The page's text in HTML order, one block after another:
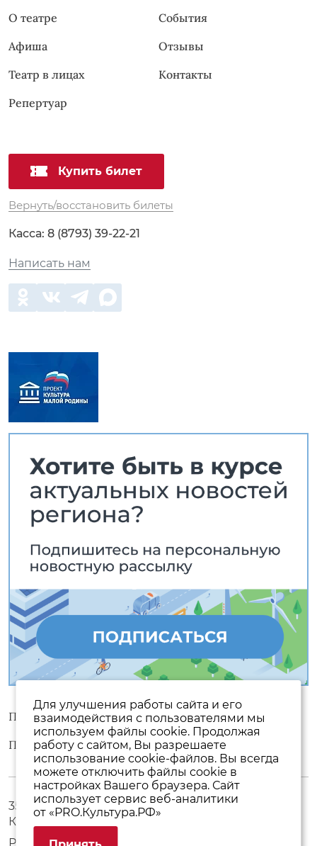
О театре
Афиша
Театр в лицах
Репертуар
События
Отзывы
Контакты
Купить билет
Вернуть/восстановить билеты
Касса: 8 (8793) 39-22-21
Написать нам
Пользовательское соглашение
Политика конфиденциальности
357500, Ставропольский край, г. Пятигорск, пр.
Кирова, 17
Режим работы с 10:00 до 19:00 без выходных
Для улучшения работы сайта и его
взаимодействия с пользователями мы
используем файлы cookie. Продолжая
работу с сайтом, Вы разрешаете
использование cookie-файлов. Вы всегда
можете отключить файлы cookie в
настройках Вашего браузера. Сайт
использует сервис веб-аналитики
от «PRO.Культура.РФ»